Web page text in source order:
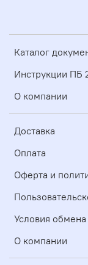
Каталог
Инструкции ПБ
О компании
Доставка
Оплата
Оферта и
Условия обмена
О компании